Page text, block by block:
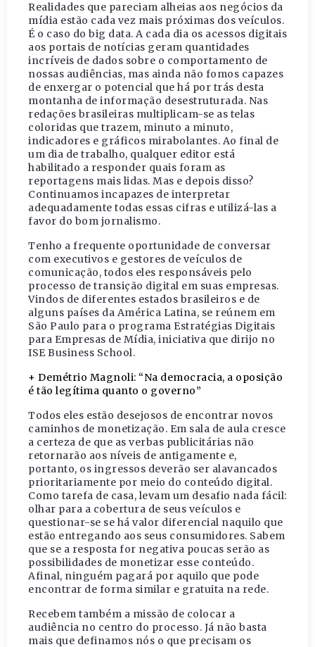
Realidades que pareciam alheias aos negócios da
mídia estão cada vez mais próximas dos veículos.
É o caso do big data. A cada dia os acessos digitais
aos portais de notícias geram quantidades
incríveis de dados sobre o comportamento de
nossas audiências, mas ainda não fomos capazes
de enxergar o potencial que há por trás desta
montanha de informação desestruturada. Nas
redações brasileiras multiplicam-se as telas
coloridas que trazem, minuto a minuto,
indicadores e gráficos mirabolantes. Ao final de
um dia de trabalho, qualquer editor está
habilitado a responder quais foram as
reportagens mais lidas. Mas e depois disso?
Continuamos incapazes de interpretar
adequadamente todas essas cifras e utilizá-las a
favor do bom jornalismo.
Tenho a frequente oportunidade de conversar
com executivos e gestores de veículos de
comunicação, todos eles responsáveis pelo
processo de transição digital em suas empresas.
Vindos de diferentes estados brasileiros e de
alguns países da América Latina, se reúnem em
São Paulo para o programa Estratégias Digitais
para Empresas de Mídia, iniciativa que dirijo no
ISE Business School.
+ Demétrio Magnoli: “Na democracia, a oposição
é tão legítima quanto o governo”
Todos eles estão desejosos de encontrar novos
caminhos de monetização. Em sala de aula cresce
a certeza de que as verbas publicitárias não
retornarão aos níveis de antigamente e,
portanto, os ingressos deverão ser alavancados
prioritariamente por meio do conteúdo digital.
Como tarefa de casa, levam um desafio nada fácil:
olhar para a cobertura de seus veículos e
questionar-se se há valor diferencial naquilo que
estão entregando aos seus consumidores. Sabem
que se a resposta for negativa poucas serão as
possibilidades de monetizar esse conteúdo.
Afinal, ninguém pagará por aquilo que pode
encontrar de forma similar e gratuita na rede.
Recebem também a missão de colocar a
audiência no centro do processo. Já não basta
mais que definamos nós o que precisam os